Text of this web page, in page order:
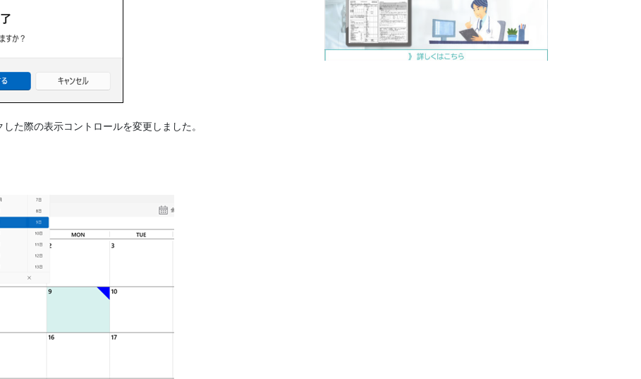
た際の表示コントロールを変更しました。